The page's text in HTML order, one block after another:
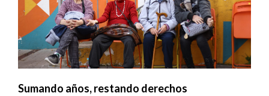
Sumando años, restando derechos